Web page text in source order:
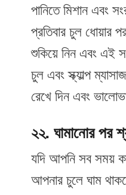
পানিতে মিশান এবং
প্রতিবার চুল ধোয়ার
শুকিয়ে নিন এবং এই
চুল এবং স্ক্যাল্প
রেখে দিন এবং
২২. ঘামানোর পর
যদি আপনি সব সময়
আপনার চুলে ঘাম